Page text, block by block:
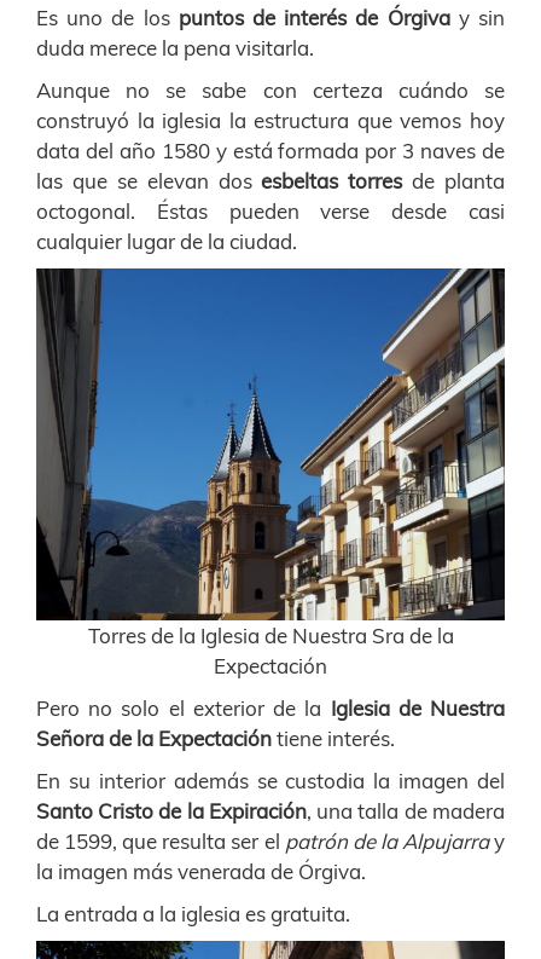
Es uno de los puntos de interés de Órgivay sin
duda merece la pena visitarla.
Aunque no se sabe con certeza cuándo se
construyó la iglesia la estructura que vemos hoy
data del año 1580 y está formada por 3 naves de
las que se elevan dosesbeltas torresde planta
octogonal. Éstas pueden verse desde casi
cualquier lugar de la ciudad.
Torres de la Iglesia de Nuestra Sra de la
Expectación
Pero no solo el exterior de la Iglesia de Nuestra
Señora de la Expectacióntiene interés.
En su interior además se custodia la imagen del
Santo Cristo de la Expiración, una talla de madera
de 1599, que resulta ser el patrón de la Alpujarray
la imagen más venerada de Órgiva.
La entrada a la iglesia es gratuita.